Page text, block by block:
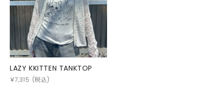
LAZY KKITTEN TANKTOP
￥7,315 (税込)